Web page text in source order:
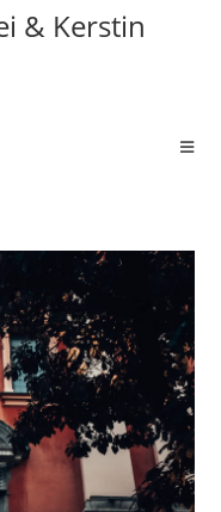
& Kerstin